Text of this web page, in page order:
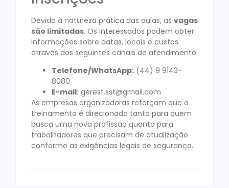
Devido à natureza prática das aulas, as vagas
são limitadas. Os interessados podem obter
informações sobre datas, locais e custos
através dos seguintes canais de atendimento:
Telefone/WhatsApp: (44) 9 9143-
8080
E-mail: gerest.sst@gmail.com
As empresas organizadoras reforçam que o
treinamento é direcionado tanto para quem
busca uma nova profissão quanto para
trabalhadores que precisam de atualização
conforme as exigências legais de segurança.